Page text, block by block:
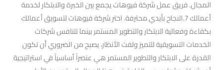
المجال. فريق عمل شركة فيوهات يجمع بين الخبرة والابتكار لخدمة
أعمالك 7.النجاح بأيدي محترفة. اختر شركة فيوهات لتسويق أعمالك
بكفاءة وفعالية الابتكار والتطوير المستمر بينما تتنافس شركات
الخدمات التسويقية للتميز ولفت الأنظار، يصبح من الضروري أن تكون
القدرة على الابتكار والتطوير المستمر هي عنصراً أساسياً في استراتيجية